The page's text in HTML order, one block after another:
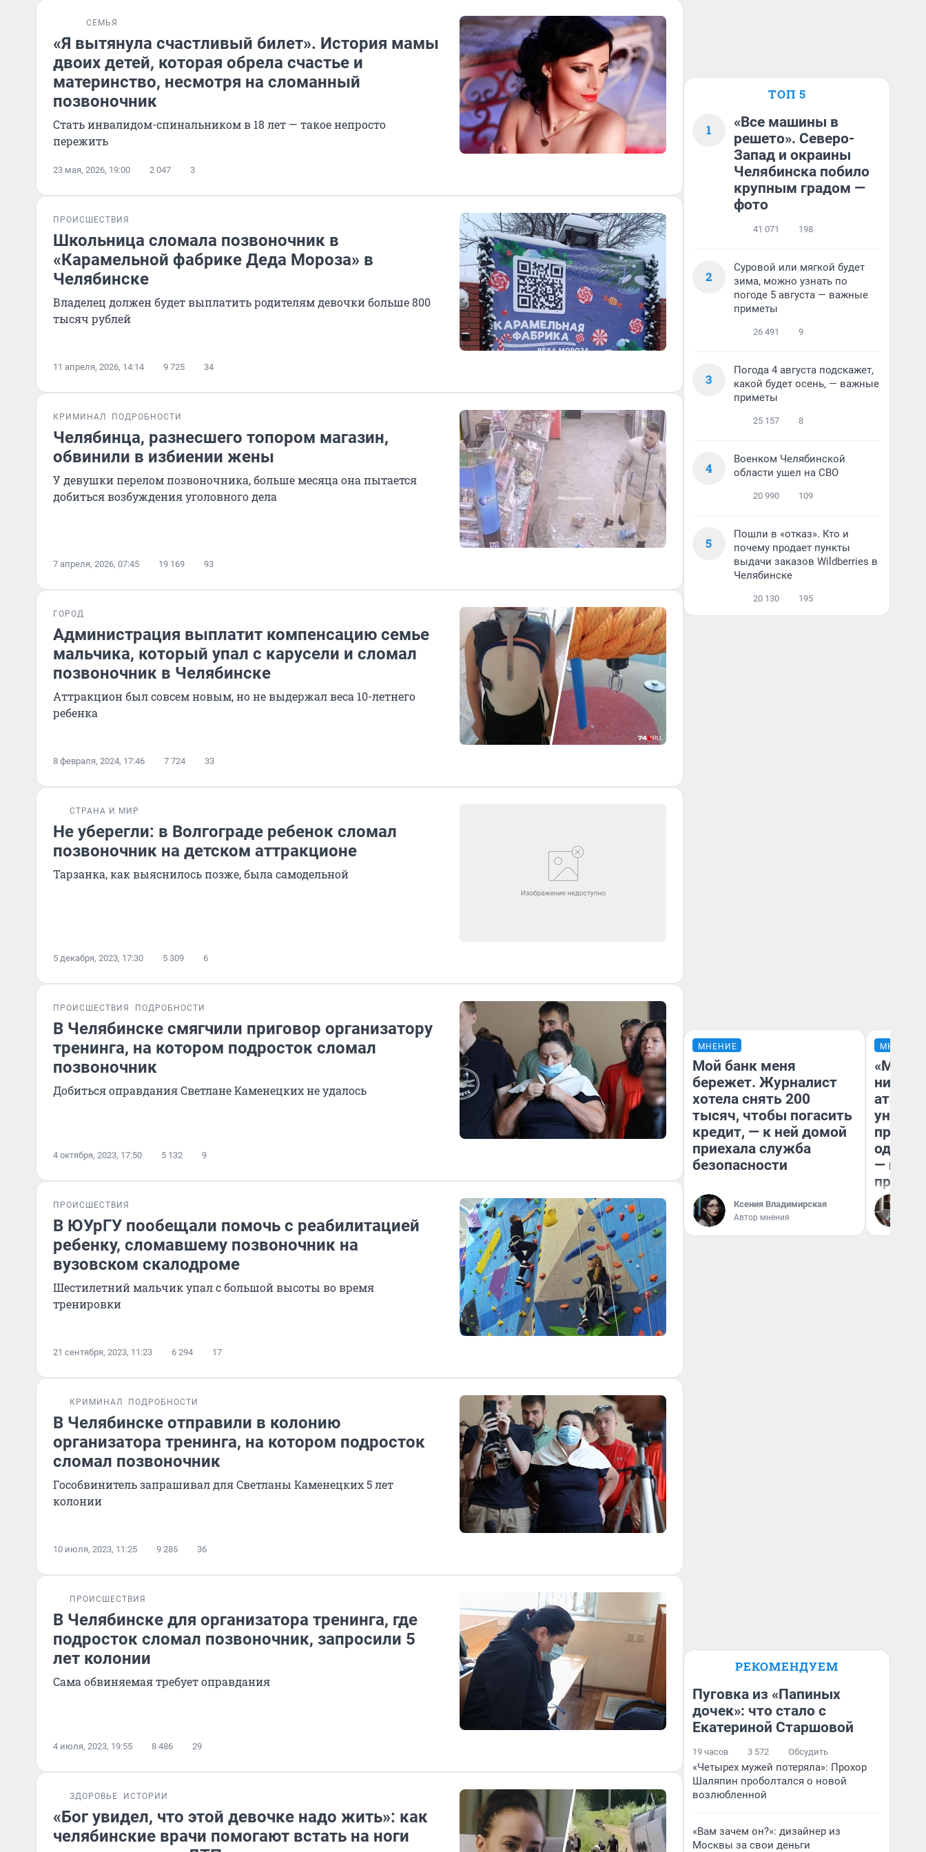
СЕМЬЯ
«Я вытянула счастливый билет». История мамы
двоих детей, которая обрела счастье и
материнство, несмотря на сломанный
позвоночник
Стать инвалидом-спинальником в 18 лет — такое непросто
пережить
23 мая, 2026, 19:00 2 047 3
ПРОИСШЕСТВИЯ
Школьница сломала позвоночник в
«Карамельной фабрике Деда Мороза» в
Челябинске
Владелец должен будет выплатить родителям девочки больше 800
тысяч рублей
11 апреля, 2026, 14:14 9 725 34
КРИМИНАЛ ПОДРОБНОСТИ
Челябинца, разнесшего топором магазин,
обвинили в избиении жены
У девушки перелом позвоночника, больше месяца она пытается
добиться возбуждения уголовного дела
7 апреля, 2026, 07:45 19 169 93
ГОРОД
Администрация выплатит компенсацию семье
мальчика, который упал с карусели и сломал
позвоночник в Челябинске
Аттракцион был совсем новым, но не выдержал веса 10-летнего
ребенка
8 февраля, 2024, 17:46 7 724 33
СТРАНА И МИР
Не уберегли: в Волгограде ребенок сломал
позвоночник на детском аттракционе
Тарзанка, как выяснилось позже, была самодельной
5 декабря, 2023, 17:30 5 309 6
ПРОИСШЕСТВИЯ ПОДРОБНОСТИ
В Челябинске смягчили приговор организатору
тренинга, на котором подросток сломал
позвоночник
Добиться оправдания Светлане Каменецких не удалось
4 октября, 2023, 17:50 5 132 9
ПРОИСШЕСТВИЯ
В ЮУрГУ пообещали помочь с реабилитацией
ребенку, сломавшему позвоночник на
вузовском скалодроме
Шестилетний мальчик упал с большой высоты во время
тренировки
21 сентября, 2023, 11:23 6 294 17
КРИМИНАЛ ПОДРОБНОСТИ
В Челябинске отправили в колонию
организатора тренинга, на котором подросток
сломал позвоночник
Гособвинитель запрашивал для Светланы Каменецких 5 лет
колонии
10 июля, 2023, 11:25 9 285 36
ПРОИСШЕСТВИЯ
В Челябинске для организатора тренинга, где
подросток сломал позвоночник, запросили 5
лет колонии
Сама обвиняемая требует оправдания
4 июля, 2023, 19:55 8 486 29
ЗДОРОВЬЕ ИСТОРИИ
«Бог увидел, что этой девочке надо жить»: как
челябинские врачи помогают встать на ноги
ТОП 5
1
«Все машины в
решето». Северо-
Запад и окраины
Челябинска побило
крупным градом —
фото
41 071 198
2
Суровой или мягкой будет
зима, можно узнать по
погоде 5 августа — важные
приметы
26 491 9
3
Погода 4 августа подскажет,
какой будет осень, — важные
приметы
25 157 8
4
Военком Челябинской
области ушел на СВО
20 990 109
5
Пошли в «отказ». Кто и
почему продает пункты
выдачи заказов Wildberries в
Челябинске
20 130 195
МНЕНИЕ
Мой банк меня
бережет. Журналист
хотела снять 200
тысяч, чтобы погасить
кредит, — к ней домой
приехала служба
безопасности
Ксения Владимирская
Автор мнения
МНЕНИЕ
атаки
—
РЕКОМЕНДУЕМ
Пуговка из «Папиных
дочек»: что стало с
Екатериной Старшовой
19 часов 3 572 Обсудить
«Четырех мужей потеряла»: Прохор
Шаляпин проболтался о новой
возлюбленной
«Вам зачем он?»: дизайнер из
Москвы за свои деньги